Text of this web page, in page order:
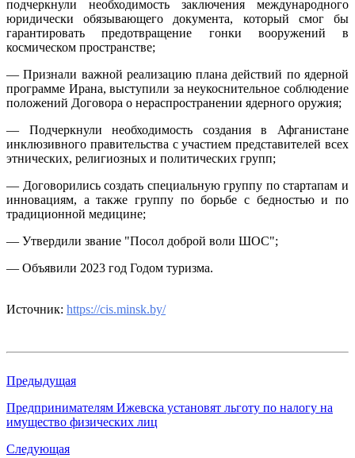
подчеркнули необходимость заключения международного
юридически обязывающего документа, который смог бы
гарантировать предотвращение гонки вооружений в
космическом пространстве;
— Признали важной реализацию плана действий по ядерной
программе Ирана, выступили за неукоснительное соблюдение
положений Договора о нераспространении ядерного оружия;
— Подчеркнули необходимость создания в Афганистане
инклюзивного правительства с участием представителей всех
этнических, религиозных и политических групп;
— Договорились создать специальную группу по стартапам и
инновациям, а также группу по борьбе с бедностью и по
традиционной медицине;
— Утвердили звание "Посол доброй воли ШОС";
— Объявили 2023 год Годом туризма.
Источник: https://cis.minsk.by/
Предыдущая
​Предпринимателям Ижевска установят льготу по налогу на
имущество физических лиц
Следующая